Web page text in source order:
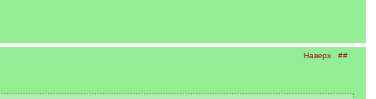
Наверх ##